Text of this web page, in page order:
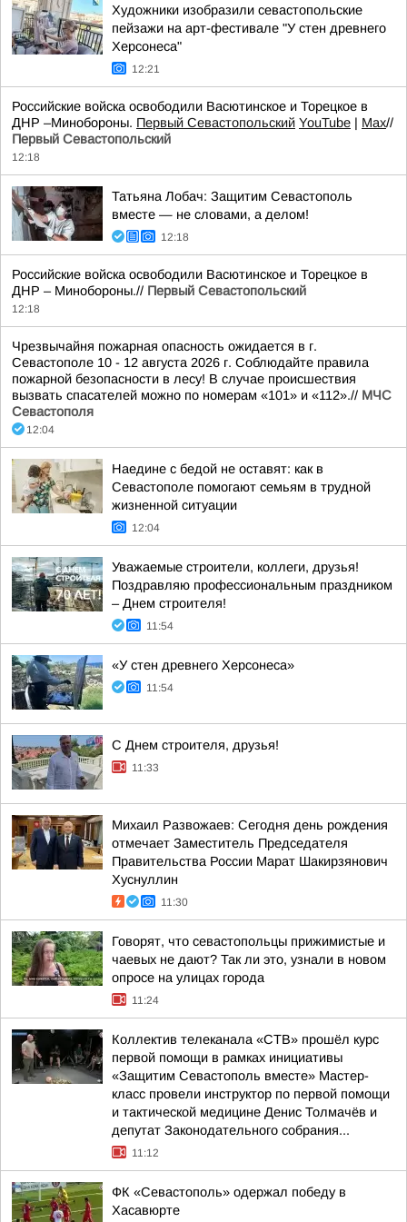
Художники изобразили севастопольские
пейзажи на арт-фестивале "У стен древнего
Херсонеса"
12:21
Российские войска освободили Васютинское и Торецкое в
ДНР –Минобороны. Первый Севастопольский YouTube | Max//
Первый Севастопольский
12:18
Татьяна Лобач: Защитим Севастополь
вместе — не словами, а делом!
12:18
Российские войска освободили Васютинское и Торецкое в
ДНР – Минобороны.// Первый Севастопольский
12:18
Чрезвычайня пожарная опасность ожидается в г.
Севастополе 10 - 12 августа 2026 г. Соблюдайте правила
пожарной безопасности в лесу! В случае происшествия
вызвать спасателей можно по номерам «101» и «112».// МЧС
Севастополя
12:04
Наедине с бедой не оставят: как в
Севастополе помогают семьям в трудной
жизненной ситуации
12:04
Уважаемые строители, коллеги, друзья!
Поздравляю профессиональным праздником
– Днем строителя!
11:54
«У стен древнего Херсонеса»
11:54
С Днем строителя, друзья!
11:33
Михаил Развожаев: Сегодня день рождения
отмечает Заместитель Председателя
Правительства России Марат Шакирзянович
Хуснуллин
11:30
Говорят, что севастопольцы прижимистые и
чаевых не дают? Так ли это, узнали в новом
опросе на улицах города
11:24
Коллектив телеканала «СТВ» прошёл курс
первой помощи в рамках инициативы
«Защитим Севастополь вместе» Мастер-
класс провели инструктор по первой помощи
и тактической медицине Денис Толмачёв и
депутат Законодательного собрания...
11:12
ФК «Севастополь» одержал победу в
Хасавюрте